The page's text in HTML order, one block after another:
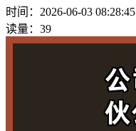
时间： 2026-06-03 08:28:45
读量：39